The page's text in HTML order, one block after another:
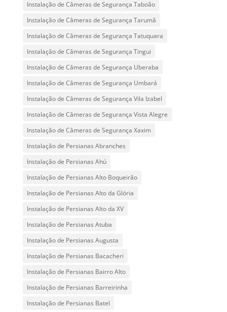
Instalação de Câmeras de Segurança Taboão
Instalação de Câmeras de Segurança Tarumã
Instalação de Câmeras de Segurança Tatuquara
Instalação de Câmeras de Segurança Tingui
Instalação de Câmeras de Segurança Uberaba
Instalação de Câmeras de Segurança Umbará
Instalação de Câmeras de Segurança Vila Izabel
Instalação de Câmeras de Segurança Vista Alegre
Instalação de Câmeras de Segurança Xaxim
Instalação de Persianas Abranches
Instalação de Persianas Ahú
Instalação de Persianas Alto Boqueirão
Instalação de Persianas Alto da Glória
Instalação de Persianas Alto da XV
Instalação de Persianas Atuba
Instalação de Persianas Augusta
Instalação de Persianas Bacacheri
Instalação de Persianas Bairro Alto
Instalação de Persianas Barreirinha
Instalação de Persianas Batel